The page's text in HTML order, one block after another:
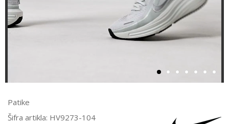
Patike
Šifra artikla: HV9273-104